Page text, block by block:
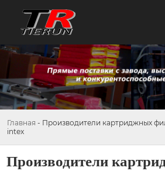
Главная - Производители картриджных
intex
Производители